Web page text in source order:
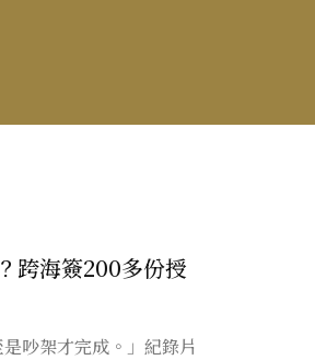
跨海簽200多份授
吵架才完成。」紀錄片